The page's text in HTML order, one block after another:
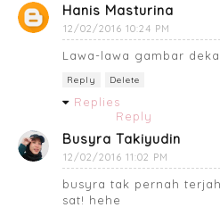
Hanis Masturina
12/02/2016 10:24 PM
Lawa-lawa gambar
Reply Delete
Replies
Reply
Busyra Takiyudin
12/02/2016 11:02 PM
busyra tak pernah
sat! hehe